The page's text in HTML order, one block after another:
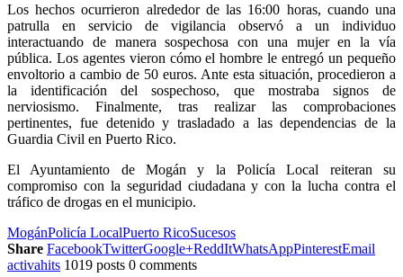
Los hechos ocurrieron alrededor de las 16:00 horas, cuando una
patrulla en servicio de vigilancia observó a un individuo
interactuando de manera sospechosa con una mujer en la vía
pública. Los agentes vieron cómo el hombre le entregó un pequeño
envoltorio a cambio de 50 euros. Ante esta situación, procedieron a
la identificación del sospechoso, que mostraba signos de
nerviosismo. Finalmente, tras realizar las comprobaciones
pertinentes, fue detenido y trasladado a las dependencias de la
Guardia Civil en Puerto Rico.
El Ayuntamiento de Mogán y la Policía Local reiteran su
compromiso con la seguridad ciudadana y con la lucha contra el
tráfico de drogas en el municipio.
MogánPolicía LocalPuerto RicoSucesos
Share FacebookTwitterGoogle+ReddItWhatsAppPinterestEmail
activahits 1019 posts 0 comments